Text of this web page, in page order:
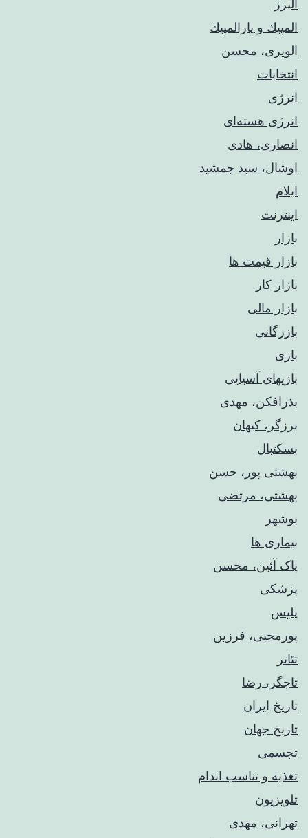
البرز
المپيك و پارالمپيك
الویری، محسن
انتخابات
انرژی
انرژی هسته‌ای
انصاری، هادی
اوشال، سید جمشید
ایلام
اینترنت
بازار
بازار قیمت ها
بازار کار
بازار مالی
بازرگانی
بازی
بازیهای آسیایی
بذرافکن، مهدی
برزگر، کیهان
بسکتبال
بهشتی پور، حسن
بهشتی، مرتضی
بوشهر
بیماری ها
پاک آئین، محسن
پزشکی
پلیس
پورمحبی، فرزین
تئاتر
تاجگر، رضا
تاریخ ایران
تاریخ جهان
تجسمی
تغذیه و تناسب اندام
تلویزیون
تهرانی، مهدی